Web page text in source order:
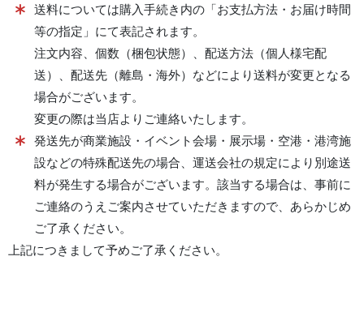
送料については購入手続き内の「お支払方法・お届け時間
等の指定」にて表記されます。
注文内容、個数（梱包状態）、配送方法（個人様宅配
送）、配送先（離島・海外）などにより送料が変更となる
場合がございます。
変更の際は当店よりご連絡いたします。
発送先が商業施設・イベント会場・展示場・空港・港湾施
設などの特殊配送先の場合、運送会社の規定により別途送
料が発生する場合がございます。該当する場合は、事前に
ご連絡のうえご案内させていただきますので、あらかじめ
ご了承ください。
上記につきまして予めご了承ください。